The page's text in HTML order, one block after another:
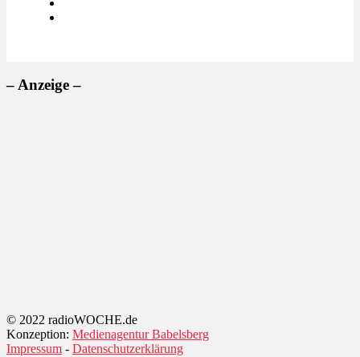
– Anzeige –
© 2022 radioWOCHE.de
Konzeption: Medienagentur Babelsberg
Impressum - Datenschutzerklärung